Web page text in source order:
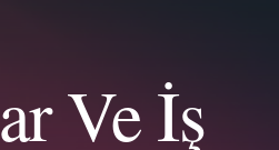
Ve İş